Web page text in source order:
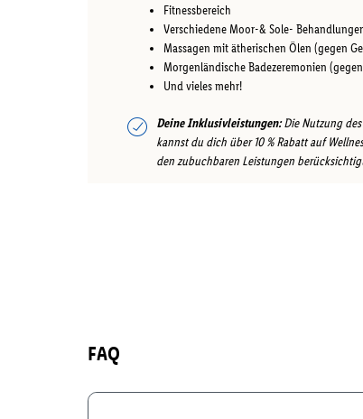
Fitnessbereich
Verschiedene Moor-& Sole-
Massagen mit ätherischen Ölen (gegen
Morgenländische Badezeremonien
Und vieles mehr!
Deine Inklusivleistungen:Die Nutzung
kannst du dich über 10 % Rabatt auf
den zubuchbaren Leistungen
FAQ